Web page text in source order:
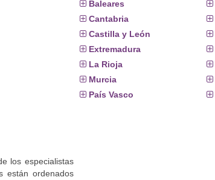
Baleares
Cantabria
Castilla y León
Extremadura
La Rioja
Murcia
País Vasco
los especialistas
están ordenados